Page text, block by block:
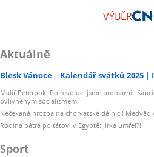
VÝBĚR
Aktuálně
Blesk Vánoce Kalendář svátků 2025
Malíř Peterbok: Po revoluci jsme promarnili
ovlivněným socialismem
Nečekaná hrozba na chorvatské dálnici! Medvěd
Rodina pátrá po tátovi v Egyptě: Jirka umřel?!
Sport